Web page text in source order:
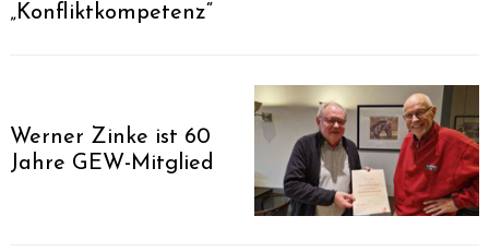
„Konfliktkompetenz“
Werner Zinke ist 60
Jahre GEW-Mitglied